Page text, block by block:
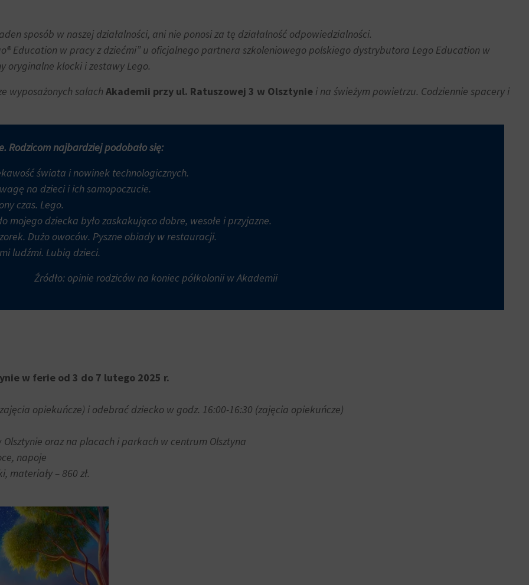
sposób w naszej działalności, ani nie ponosi za tę działalność odpowiedzialności.
Education w pracy z dziećmi” u oficjalnego partnera szkoleniowego polskiego dystrybutora Lego Education w
oryginalne klocki i zestawy Lego.
wyposażonych salach Akademii przy ul. Ratuszowej 3 w Olsztynie i na świeżym powietrzu. Codziennie spacery i
Rodzicom najbardziej podobało się:
świata i nowinek technologicznych.
na dzieci i ich samopoczucie.
czas. Lego.
mojego dziecka było zaskakująco dobre, wesołe i przyjazne.
Dużo owoców. Pyszne obiady w restauracji.
ludźmi. Lubią dzieci.
Źródło: opinie rodziców na koniec półkolonii w Akademii
w ferie od 3 do 7 lutego 2025 r.
opiekuńcze) i odebrać dziecko w godz. 16:00-16:30 (zajęcia opiekuńcze)
oraz na placach i parkach w centrum Olsztyna
napoje
materiały – 860 zł.